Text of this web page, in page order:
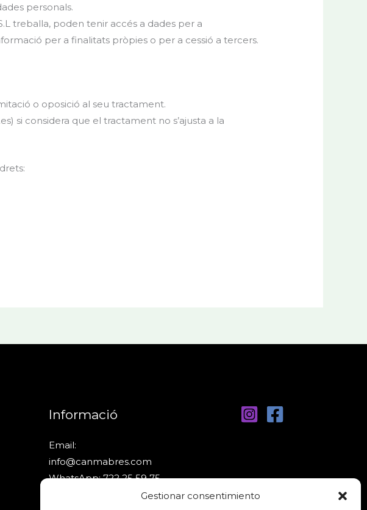
Gestionar consentimiento
personals.
treballa, poden tenir accés a dades per a
per a finalitats pròpies o per a cessió a tercers.
o oposició al seu tractament.
si considera que el tractament no s’ajusta a la
Informació
Email:
info@canmabres.com
WhatsApp: 722 25 59 75